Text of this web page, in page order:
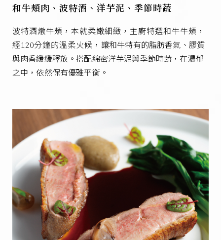
和牛頰肉、波特酒、洋芋泥、季節時蔬
波特酒燉牛頰，本就柔嫩細緻，主廚特選和牛牛頰，
經120分鐘的溫柔火候， 讓和牛特有的脂肪香氣、膠質
與肉香緩緩釋放。搭配綿密洋芋泥與季節時蔬，在濃郁
之中，依然保有優雅平衡。